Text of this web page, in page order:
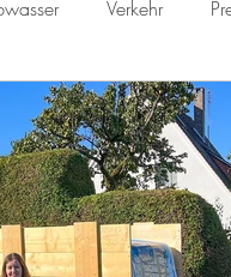
Verkehr